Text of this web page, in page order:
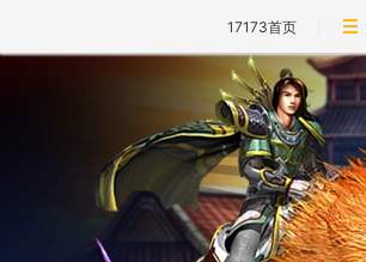
17173首页